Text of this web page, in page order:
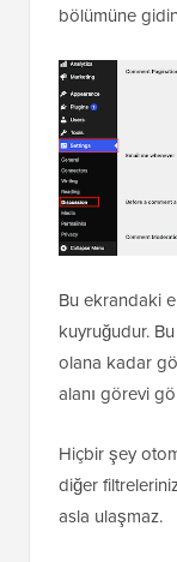
bölümüne
Bu ekrandaki
kuyruğudur.
olana kadar
alanı görevi
Hiçbir şey
diğer
asla ulaşmaz.